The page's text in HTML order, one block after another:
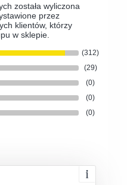
została wyliczona
przez
klientów, którzy
w sklepie.
(312)
(29)
(0)
(0)
(0)